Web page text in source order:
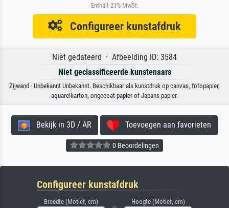
Enthält 21% MwSt.
Configureer kunstafdruk
Niet gedateerd · Afbeelding ID: 3584
Niet geclassificeerde kunstenaars
Zijwand · Unbekannt Unbekannt. Beschikbaar als kunstdruk op canvas, fotopapier,
aquarelkarton, ongecoat papier of Japans papier.
Bekijk in 3D / AR Toevoegen aan favorieten
0 Beoordelingen
Configureer kunstafdruk
Breedte (Motief, cm) Hoogte (Motief, cm)